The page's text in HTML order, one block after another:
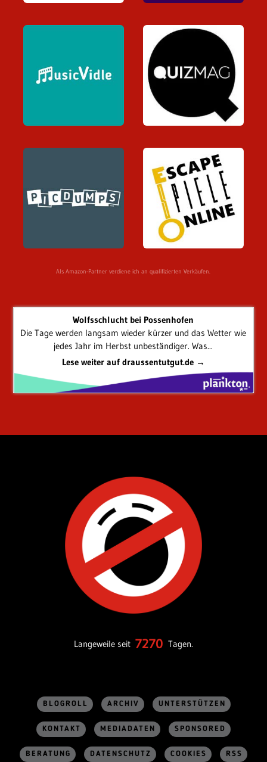
Als Amazon-Partner verdiene ich an qualifizierten Verkäufen.
Wolfsschlucht bei Possenhofen
Die Tage werden langsam wieder kürzer und das Wetter wie
jedes Jahr im Herbst unbeständiger. Was...
Lese weiter auf draussentutgut.de →
Langeweile seit 7270 Tagen.
BLOGROLL ARCHIV UNTERSTÜTZEN
KONTAKT MEDIADATEN SPONSORED
BERATUNG DATENSCHUTZ COOKIES RSS